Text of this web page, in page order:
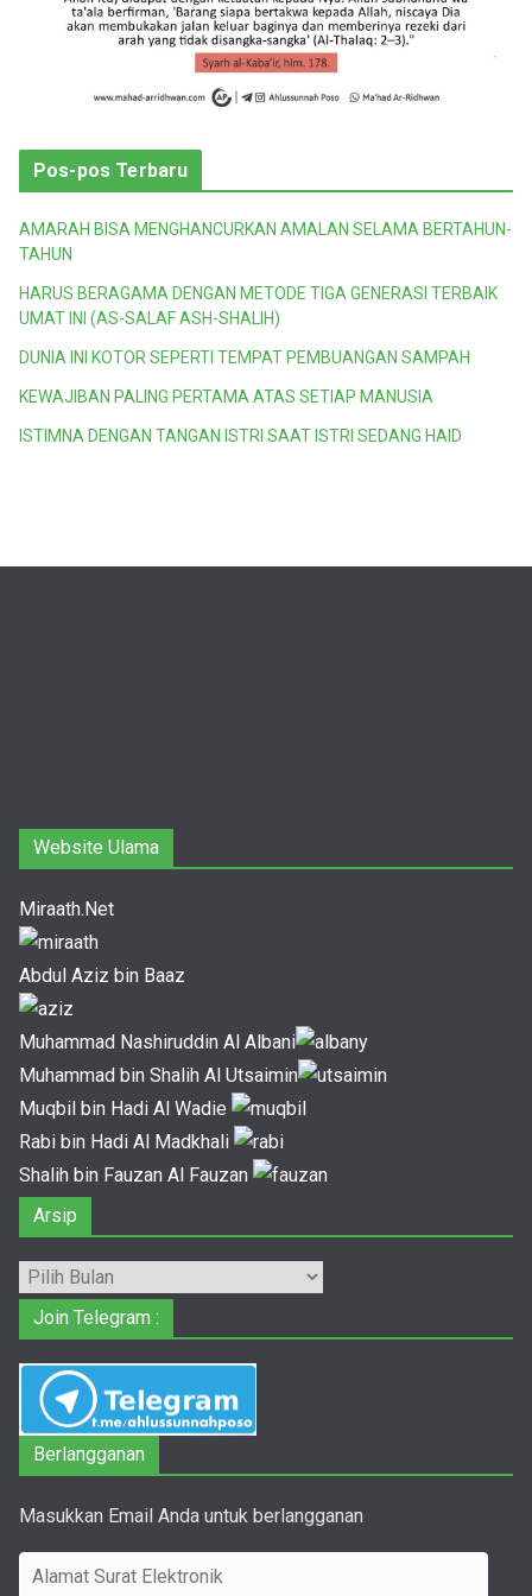
Pos-pos Terbaru
AMARAH BISA MENGHANCURKAN AMALAN SELAMA BERTAHUN-
TAHUN
HARUS BERAGAMA DENGAN METODE TIGA GENERASI TERBAIK
UMAT INI (AS-SALAF ASH-SHALIH)
DUNIA INI KOTOR SEPERTI TEMPAT PEMBUANGAN SAMPAH
KEWAJIBAN PALING PERTAMA ATAS SETIAP MANUSIA
ISTIMNA DENGAN TANGAN ISTRI SAAT ISTRI SEDANG HAID
Website Ulama
Miraath.Net
Abdul Aziz bin Baaz
Muhammad Nashiruddin Al Albani
Muhammad bin Shalih Al Utsaimin
Muqbil bin Hadi Al Wadie
Rabi bin Hadi Al Madkhali
Shalih bin Fauzan Al Fauzan
Arsip
Arsip
Join Telegram :
Berlangganan
Masukkan Email Anda untuk berlangganan